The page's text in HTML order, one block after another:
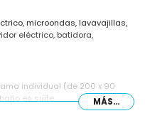
microondas, lavavajillas,
eléctrico, batidora,
individual (de 200 x 90
en suite
de matrimonio (de 200 x
MÁS...